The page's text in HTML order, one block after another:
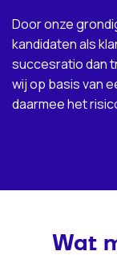
Door onze
kandidaten als
succesratio dan
wij op basis van
daarmee het
Wat